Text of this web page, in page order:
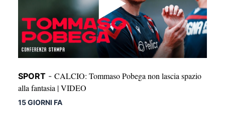
SPORT - CALCIO: Tommaso Pobega non lascia spazio
alla fantasia | VIDEO
15 GIORNI FA